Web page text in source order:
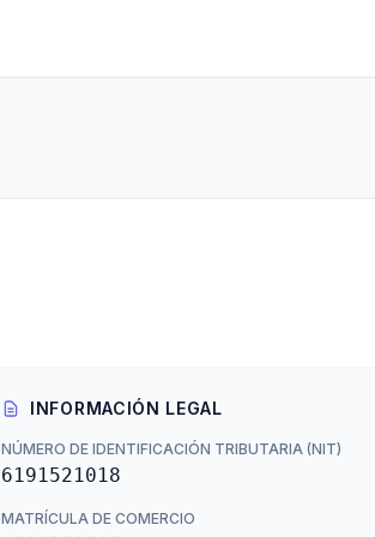
INFORMACIÓN LEGAL
NÚMERO DE IDENTIFICACIÓN TRIBUTARIA (NIT)
6191521018
MATRÍCULA DE COMERCIO